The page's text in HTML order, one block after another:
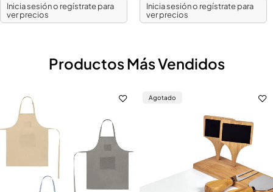
Inicia sesión o regístrate para
ver precios
Inicia sesión o regístrate para
ver precios
Productos Más Vendidos
Agotado